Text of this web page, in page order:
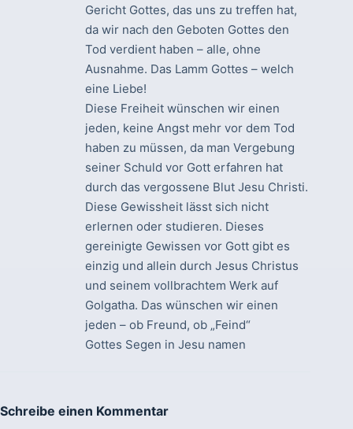
Gericht Gottes, das uns zu treffen hat,
da wir nach den Geboten Gottes den
Tod verdient haben – alle, ohne
Ausnahme. Das Lamm Gottes – welch
eine Liebe!
Diese Freiheit wünschen wir einen
jeden, keine Angst mehr vor dem Tod
haben zu müssen, da man Vergebung
seiner Schuld vor Gott erfahren hat
durch das vergossene Blut Jesu Christi.
Diese Gewissheit lässt sich nicht
erlernen oder studieren. Dieses
gereinigte Gewissen vor Gott gibt es
einzig und allein durch Jesus Christus
und seinem vollbrachtem Werk auf
Golgatha. Das wünschen wir einen
jeden – ob Freund, ob „Feind“
Gottes Segen in Jesu namen
Schreibe einen Kommentar